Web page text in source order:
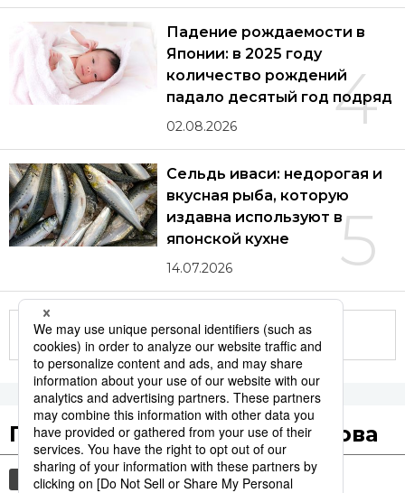
4
Падение рождаемости в
Японии: в 2025 году
количество рождений
падало десятый год подряд
02.08.2026
5
Сельдь иваси: недорогая и
вкусная рыба, которую
издавна используют в
японской кухне
14.07.2026
Другие статьи по теме
Популярные поисковые слова
культура общество jiji press